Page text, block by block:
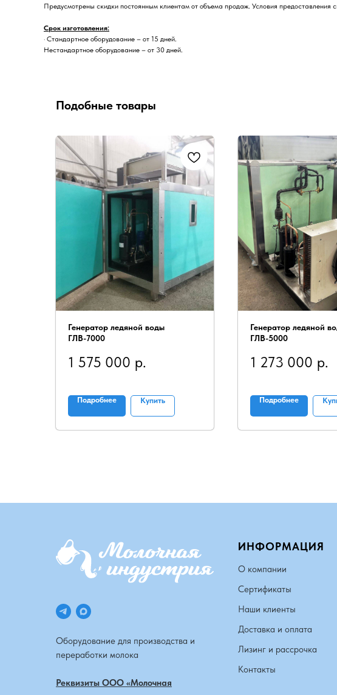
Предусмотрены скидки постоянным клиентам от объема продаж. Условия предоставления
Срок изготовления:
· Стандартное оборудование – от 15 дней.
Нестандартное оборудование – от 30 дней.
Подобные товары
Генератор ледяной воды
ГЛВ-7000
1 575 000 р.
Подробнее Купить
Генератор ледяной
ГЛВ-5000
1 273 000 р.
Подробнее
Оборудование для производства и
переработки молока
Реквизиты ООО «Молочная
ИНФОРМАЦИЯ
О компании
Сертификаты
Наши клиенты
Доставка и оплата
Лизинг и рассрочка
Контакты